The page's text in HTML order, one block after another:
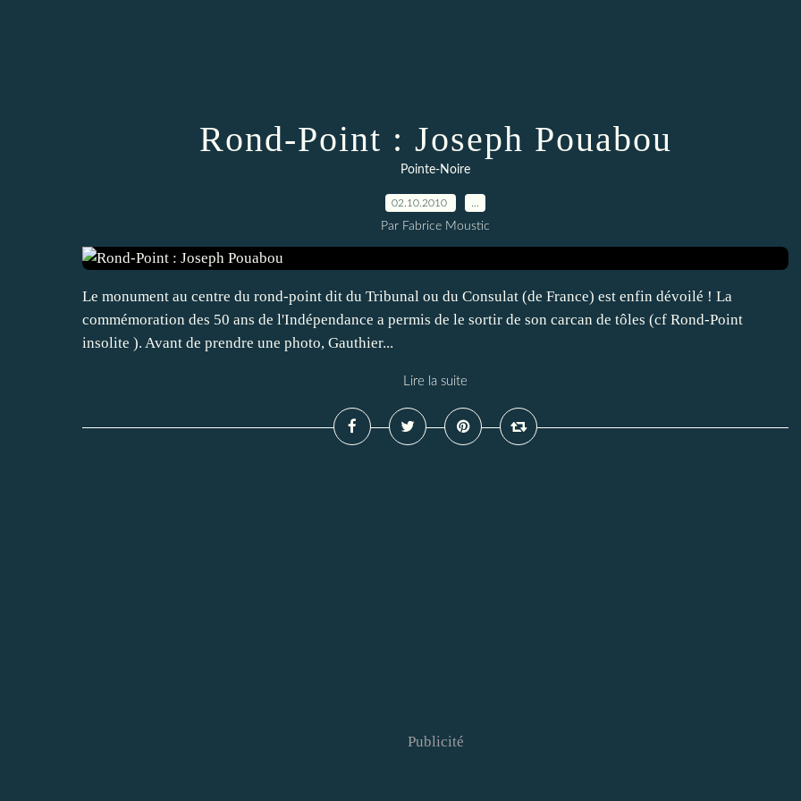
Rond-Point : Joseph Pouabou
Pointe-Noire
02.10.2010
Par Fabrice Moustic
Le monument au centre du rond-point dit du Tribunal ou du Consulat (de France) est enfin dévoilé ! La
commémoration des 50 ans de l'Indépendance a permis de le sortir de son carcan de tôles (cf Rond-Point
insolite ). Avant de prendre une photo, Gauthier...
Lire la suite
Publicité